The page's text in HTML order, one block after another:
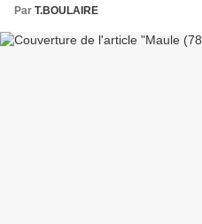
Par T.BOULAIRE